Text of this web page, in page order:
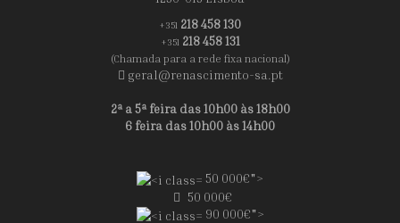
+351 218 458 130
+351 218 458 131
(Chamada para a rede fixa nacional)
geral@renascimento-sa.pt
2ª a 5ª feira das 10h00 às 18h00
6 feira das 10h00 às 14h00
50 000€">
50 000€
90 000€">